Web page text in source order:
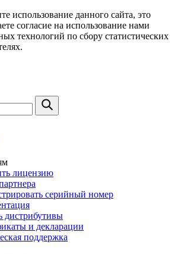
использование данного сайта, это
согласие на использование нами
технологий по сбору статистических
лицензию
серийный номер
дистрибутивы
и декларации
поддержка